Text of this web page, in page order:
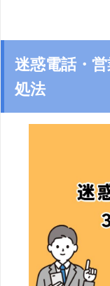
迷惑電話・
処法